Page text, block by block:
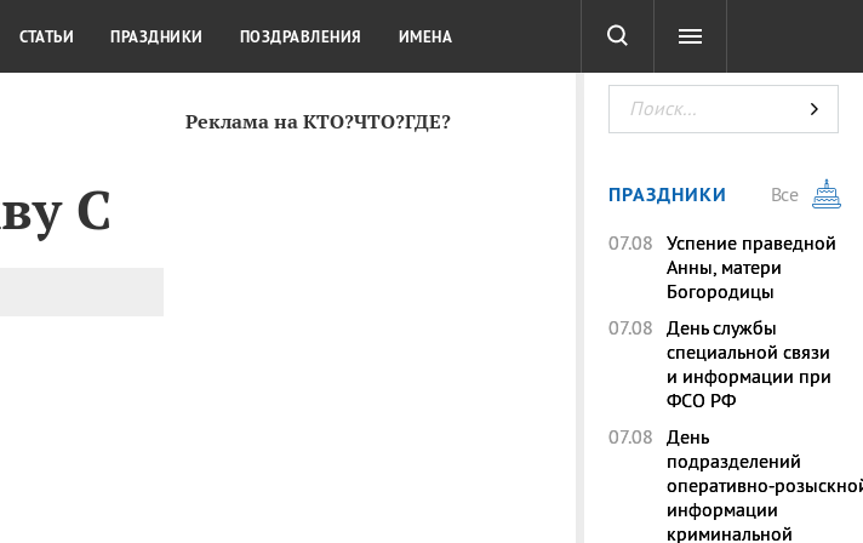
С
Реклама на КТО?ЧТО?ГДЕ?
КУЛЬТУРА КРАСОТА ТЕСТЫ
СТАТЬИ ПРАЗДНИКИ ПОЗДРАВЛЕНИЯ ИМЕНА
ПРАЗДНИКИ
Все
07.08 Успение праведной
Анны, матери
Богородицы
07.08 День службы
специальной связи
и информации при
ФСО РФ
07.08 День
подразделений
информации
криминальной